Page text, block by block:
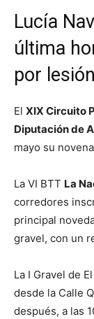
Lucía
última
por lesión
El XIX Circuito
Diputación de
mayo su
La VI BTT La
corredores
principal
gravel, con un
La I Gravel de
desde la Calle
después, a las